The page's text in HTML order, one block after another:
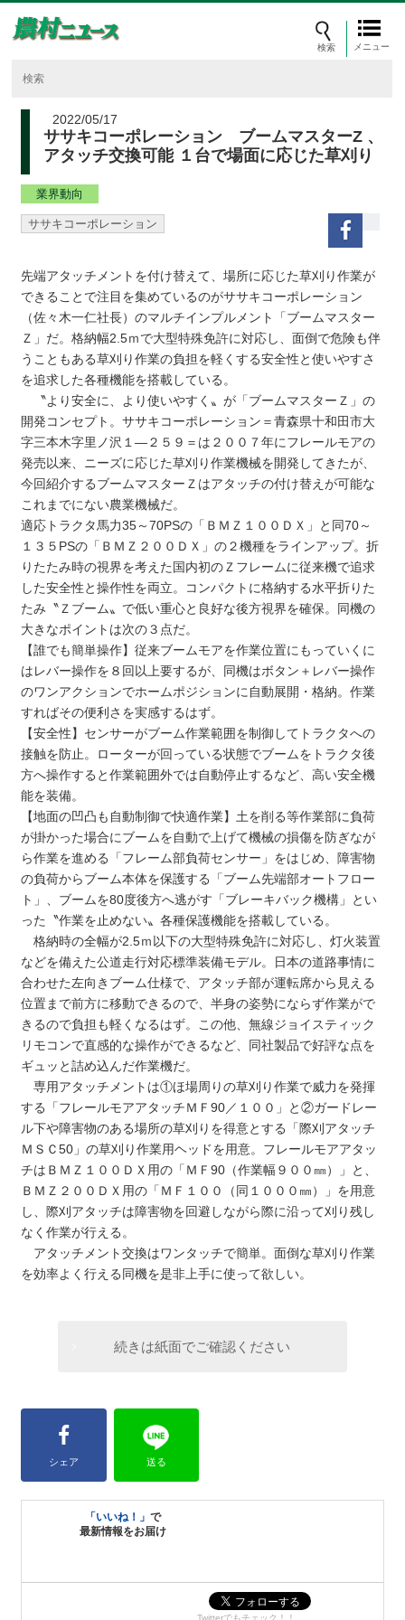
メニュー
2022/05/17
ササキコーポレーション ブームマスターZ 、
アタッチ交換可能 １台で場面に応じた草刈り
業界動向
ササキコーポレーション
先端アタッチメントを付け替えて、場所に応じた草刈り作業が
できることで注目を集めているのがササキコーポレーション
（佐々木一仁社長）のマルチインプルメント「ブームマスター
Ｚ」だ。格納幅2.5ｍで大型特殊免許に対応し、面倒で危険も伴
うこともある草刈り作業の負担を軽くする安全性と使いやすさ
を追求した各種機能を搭載している。
〝より安全に、より使いやすく〟が「ブームマスターＺ」の
開発コンセプト。ササキコーポレーション＝青森県十和田市大
字三本木字里ノ沢１―２５９＝は２００７年にフレールモアの
発売以来、ニーズに応じた草刈り作業機械を開発してきたが、
今回紹介するブームマスターＺはアタッチの付け替えが可能な
これまでにない農業機械だ。
適応トラクタ馬力35～70‌PSの「ＢＭＺ１００ＤＸ」と同70～
１３５PSの「ＢＭＺ２００ＤＸ」の２機種をラインアップ。折
りたたみ時の視界を考えた国内初のＺフレームに従来機で追求
した安全性と操作性を両立。コンパクトに格納する水平折りた
たみ〝Ｚブーム〟で低い重心と良好な後方視界を確保。同機の
大きなポイントは次の３点だ。
【誰でも簡単操作】従来ブームモアを作業位置にもっていくに
はレバー操作を８回以上要するが、同機はボタン＋レバー操作
のワンアクションでホームポジションに自動展開・格納。作業
すればその便利さを実感するはず。
【安全性】センサーがブーム作業範囲を制御してトラクタへの
接触を防止。ローターが回っている状態でブームをトラクタ後
方へ操作すると作業範囲外では自動停止するなど、高い安全機
能を装備。
【地面の凹凸も自動制御で快適作業】土を削る等作業部に負荷
が掛かった場合にブームを自動で上げて機械の損傷を防ぎなが
ら作業を進める「フレーム部負荷センサー」をはじめ、障害物
の負荷からブーム本体を保護する「ブーム先端部オートフロー
ト」、ブームを80度後方へ逃がす「ブレーキバック機構」とい
った〝作業を止めない〟各種保護機能を搭載している。
格納時の全幅が2.5ｍ以下の大型特殊免許に対応し、灯火装置
などを備えた公道走行対応標準装備モデル。日本の道路事情に
合わせた左向きブーム仕様で、アタッチ部が運転席から見える
位置まで前方に移動できるので、半身の姿勢にならず作業がで
きるので負担も軽くなるはず。この他、無線ジョイスティック
リモコンで直感的な操作ができるなど、同社製品で好評な点を
ギュッと詰め込んだ作業機だ。
専用アタッチメントは①ほ場周りの草刈り作業で威力を発揮
する「フレールモアアタッチＭＦ90／１００」と②ガードレー
ル下や障害物のある場所の草刈りを得意とする「際刈アタッチ
ＭＳＣ50」の草刈り作業用ヘッドを用意。フレールモアアタッ
チはＢＭＺ１００ＤＸ用の「ＭＦ90（作業幅９００㎜）」と、
ＢＭＺ２００ＤＸ用の「ＭＦ１００（同１０００㎜）」を用意
し、際刈アタッチは障害物を回避しながら際に沿って刈り残し
なく作業が行える。
アタッチメント交換はワンタッチで簡単。面倒な草刈り作業
を効率よく行える同機を是非上手に使って欲しい。
続きは紙面でご確認ください
シェア 送る
「いいね！」で
最新情報をお届け